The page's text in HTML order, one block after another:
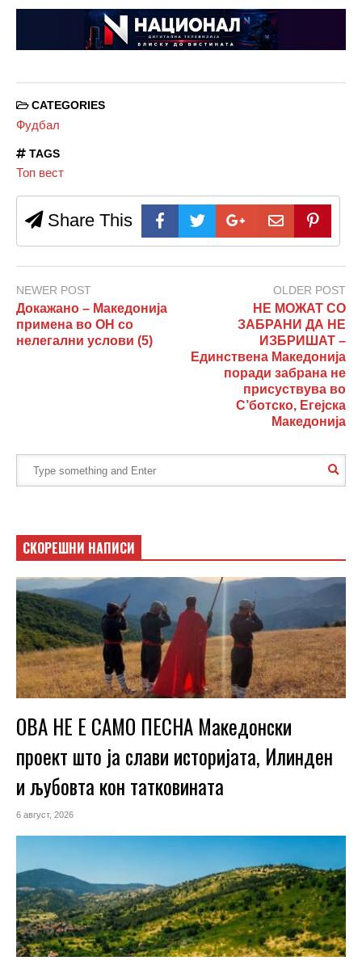
CATEGORIES
Фудбал
TAGS
Топ вест
Share This
NEWER POST
Докажано – Македонија
примена во ОН со
нелегални услови (5)
OLDER POST
НЕ МОЖАТ СО
ЗАБРАНИ ДА НЕ
ИЗБРИШАТ –
Единствена Македонија
поради забрана не
присуствува во
С’ботско, Егејска
Македонија
СКОРЕШНИ НАПИСИ
ОВА НЕ Е САМО ПЕСНА Македонски
проект што ја слави историјата, Илинден
и љубовта кон татковината
6 август, 2026